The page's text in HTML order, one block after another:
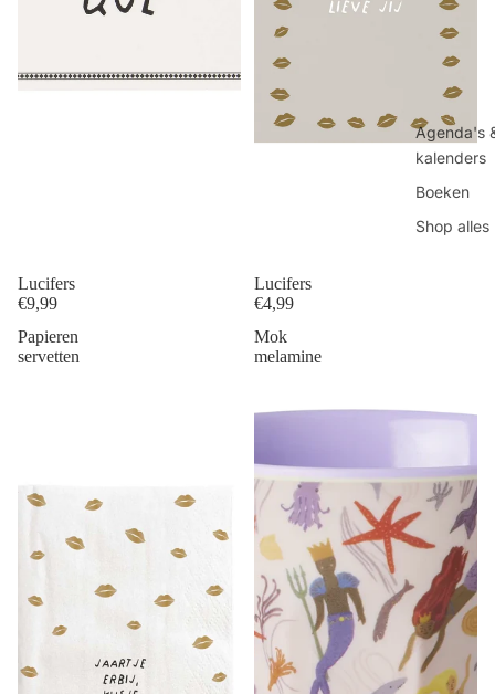
Agenda's
kalenders
Boeken
Shop alles
Lucifers
€9,99
Lucifers
€4,99
Papieren
servetten
Mok
melamine